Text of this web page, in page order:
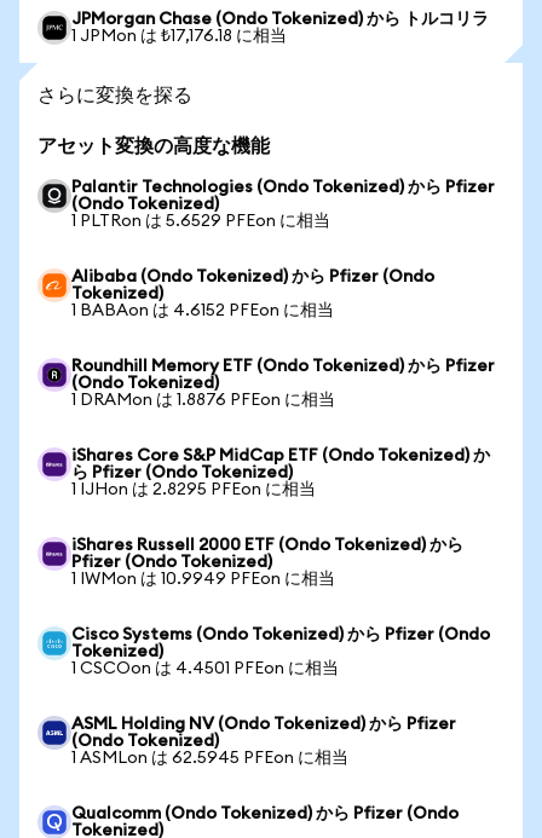
JPMorgan Chase (Ondo Tokenized) から トルコリラ
1 JPMon は ₺17,176.18 に相当
さらに変換を探る
アセット変換の高度な機能
Palantir Technologies (Ondo Tokenized) から Pfizer
(Ondo Tokenized)
1 PLTRon は 5.6529 PFEon に相当
Alibaba (Ondo Tokenized) から Pfizer (Ondo
Tokenized)
1 BABAon は 4.6152 PFEon に相当
Roundhill Memory ETF (Ondo Tokenized) から Pfizer
(Ondo Tokenized)
1 DRAMon は 1.8876 PFEon に相当
iShares Core S&P MidCap ETF (Ondo Tokenized) か
ら Pfizer (Ondo Tokenized)
1 IJHon は 2.8295 PFEon に相当
iShares Russell 2000 ETF (Ondo Tokenized) から
Pfizer (Ondo Tokenized)
1 IWMon は 10.9949 PFEon に相当
Cisco Systems (Ondo Tokenized) から Pfizer (Ondo
Tokenized)
1 CSCOon は 4.4501 PFEon に相当
ASML Holding NV (Ondo Tokenized) から Pfizer
(Ondo Tokenized)
1 ASMLon は 62.5945 PFEon に相当
Qualcomm (Ondo Tokenized) から Pfizer (Ondo
Tokenized)